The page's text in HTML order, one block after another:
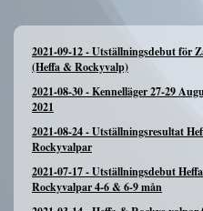
2021-09-12-Utställningsdebut för
(Heffa & Rockyvalp)
2021-08-30-Kennelläger 27-29
2021
2021-08-24-Utställningsresultat
Rockyvalpar
2021-07-17-Utställningsdebut
Rockyvalpar 4-6 & 6-9 mån